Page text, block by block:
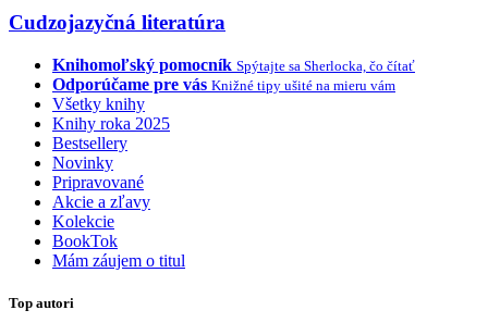
Cudzojazyčná literatúra
Knihomoľský pomocník Spýtajte sa Sherlocka, čo čítať
Odporúčame pre vás Knižné tipy ušité na mieru vám
Všetky knihy
Knihy roka 2025
Bestsellery
Novinky
Pripravované
Akcie a zľavy
Kolekcie
BookTok
Mám záujem o titul
Top autori